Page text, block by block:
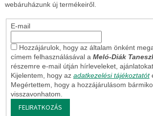
webáruházunk új termékeiről.
E-mail
Hozzájárulok, hogy az általam önként
címem felhasználásával a Meló-Diák
részemre e-mail útján hírleveleket,
Kijelentem, hogy az adatkezelési tájékoztatót
Megértettem, hogy a hozzájárulásom
visszavonhatom.
FELIRATKOZÁS